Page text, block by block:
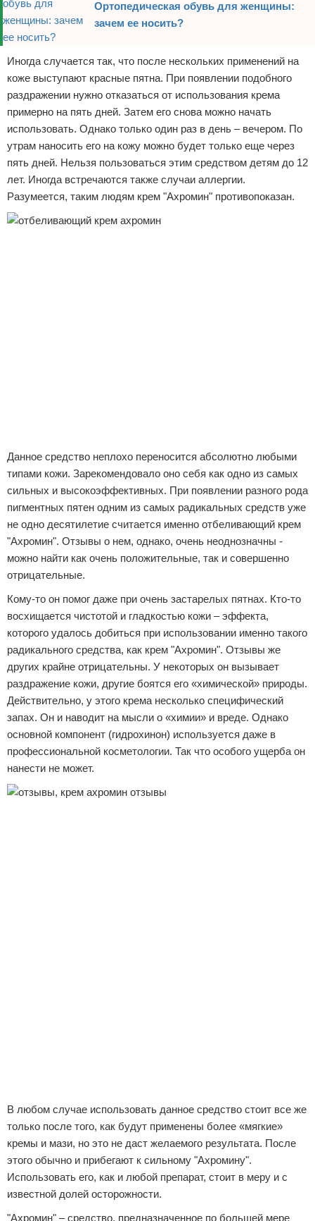
Ортопедическая обувь для женщины:
зачем ее носить?
Иногда случается так, что после нескольких применений на
коже выступают красные пятна. При появлении подобного
раздражении нужно отказаться от использования крема
примерно на пять дней. Затем его снова можно начать
использовать. Однако только один раз в день – вечером. По
утрам наносить его на кожу можно будет только еще через
пять дней. Нельзя пользоваться этим средством детям до 12
лет. Иногда встречаются также случаи аллергии.
Разумеется, таким людям крем "Ахромин" противопоказан.
Данное средство неплохо переносится абсолютно любыми
типами кожи. Зарекомендовало оно себя как одно из самых
сильных и высокоэффективных. При появлении разного рода
пигментных пятен одним из самых радикальных средств уже
не одно десятилетие считается именно отбеливающий крем
"Ахромин". Отзывы о нем, однако, очень неоднозначны -
можно найти как очень положительные, так и совершенно
отрицательные.
Кому-то он помог даже при очень застарелых пятнах. Кто-то
восхищается чистотой и гладкостью кожи – эффекта,
которого удалось добиться при использовании именно такого
радикального средства, как крем "Ахромин". Отзывы же
других крайне отрицательны. У некоторых он вызывает
раздражение кожи, другие боятся его «химической» природы.
Действительно, у этого крема несколько специфический
запах. Он и наводит на мысли о «химии» и вреде. Однако
основной компонент (гидрохинон) используется даже в
профессиональной косметологии. Так что особого ущерба он
нанести не может.
В любом случае использовать данное средство стоит все же
только после того, как будут применены более «мягкие»
кремы и мази, но это не даст желаемого результата. После
этого обычно и прибегают к сильному "Ахромину".
Использовать его, как и любой препарат, стоит в меру и с
известной долей осторожности.
"Ахромин" – средство, предназначенное по большей мере